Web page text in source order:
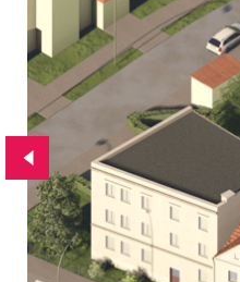
Przejdź do poprzedniego